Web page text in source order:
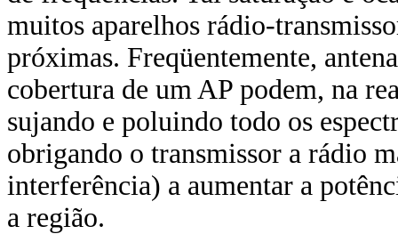
muitos aparelhos rádio-
próximas. Freqüentemente,
cobertura de um AP podem, na
sujando e poluindo todo os
obrigando o transmissor a rádio
interferência) a aumentar a
a região.